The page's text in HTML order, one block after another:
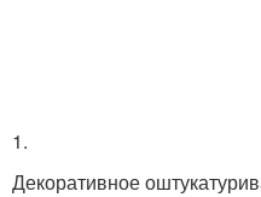
1.
Декоративное